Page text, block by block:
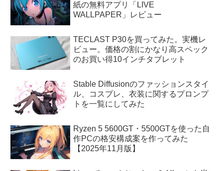
紙の無料アプリ「LIVE
WALLPAPER」レビュー
TECLAST P30を買ってみた。実機レ
ビュー。価格の割にかなり高スペック
のお買い得10インチタブレット
Stable Diffusionのファッションスタイ
ル、コスプレ、衣装に関するプロンプ
トを一覧にしてみた
Ryzen 5 5600GT・5500GTを使った自
作PCの格安構成案を作ってみた
【2025年11月版】